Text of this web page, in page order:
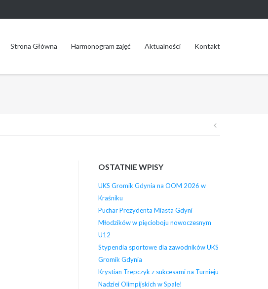
Strona Główna Harmonogram zajęć Aktualności Kontakt
Nawigacja
OSTATNIE WPISY
UKS Gromik Gdynia na OOM 2026 w
Kraśniku
Puchar Prezydenta Miasta Gdyni
Młodzików w pięcioboju nowoczesnym
U12
Stypendia sportowe dla zawodników UKS
Gromik Gdynia
Krystian Trepczyk z sukcesami na Turnieju
Nadziei Olimpijskich w Spale!